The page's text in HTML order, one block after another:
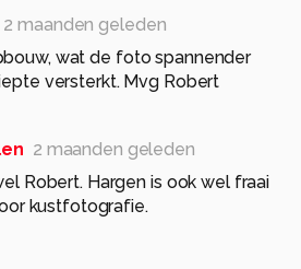
2 maanden geleden
wat de foto spannender
versterkt. Mvg Robert
2 maanden geleden
Robert. Hargen is ook wel fraai
kustfotografie.